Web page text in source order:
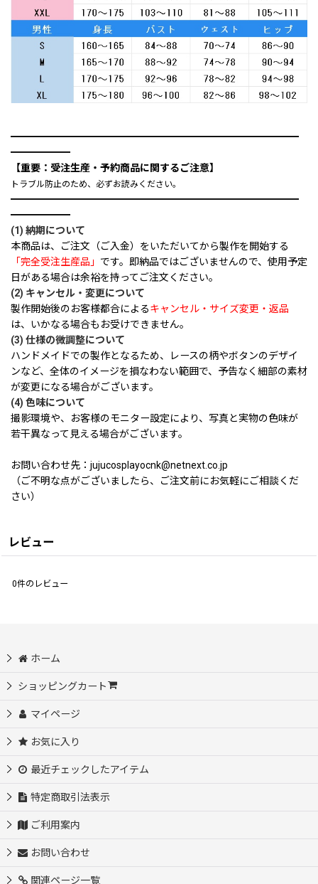
━━━━━━━━━━━━━━━━━━━━━━━━━━━━━
━━━━━━
【重要：受注生産・予約商品に関するご注意】
トラブル防止のため、必ずお読みください。
━━━━━━━━━━━━━━━━━━━━━━━━━━━━━
━━━━━━
(1) 納期について
本商品は、ご注文（ご入金）をいただいてから製作を開始する
「完全受注生産品」 です。即納品ではございませんので、使用予定
日がある場合は余裕を持ってご注文ください。
(2) キャンセル・変更について
製作開始後のお客様都合によるキャンセル・サイズ変更・返品
は、いかなる場合もお受けできません。
(3) 仕様の微調整について
ハンドメイドでの製作となるため、レースの柄やボタンのデザイ
ンなど、全体のイメージを損なわない範囲で、予告なく細部の素材
が変更になる場合がございます。
(4) 色味について
撮影環境や、お客様のモニター設定により、写真と実物の色味が
若干異なって見える場合がございます。
お問い合わせ先：jujucosplayocnk@netnext.co.jp
（ご不明な点がございましたら、ご注文前にお気軽にご相談くだ
さい）
レビュー
0件のレビュー
ホーム
ショッピングカート
マイページ
お気に入り
最近チェックしたアイテム
特定商取引法表示
ご利用案内
お問い合わせ
関連ページ一覧